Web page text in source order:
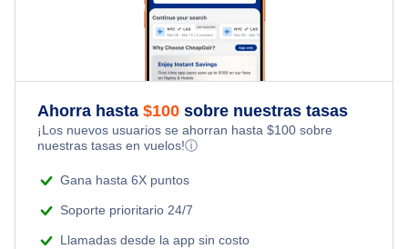
Flights Under $199
Flights from Toronto to Shanghai
Flights from Nueva York to Singapur
Flights from Nueva York to Tel Aviv
Flights from Nueva York to Estanbul
Honeymoon Vacations
Adventure Vacations
Ahorra hasta $100 sobre nuestras tasas
¡Los nuevos usuarios se ahorran hasta $100 sobre
nuestras tasas en vuelos!ⓘ
Gana hasta 6X puntos
Soporte prioritario 24/7
Llamadas desde la app sin costo